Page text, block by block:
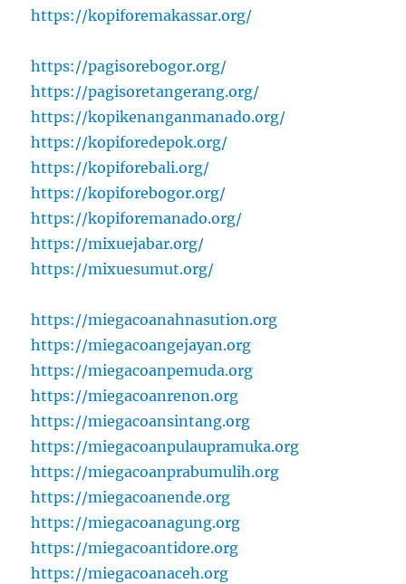
https://kopiforemakassar.org/
https://pagisorebogor.org/
https://pagisoretangerang.org/
https://kopikenanganmanado.org/
https://kopiforedepok.org/
https://kopiforebali.org/
https://kopiforebogor.org/
https://kopiforemanado.org/
https://mixuejabar.org/
https://mixuesumut.org/
https://miegacoanahnasution.org
https://miegacoangejayan.org
https://miegacoanpemuda.org
https://miegacoanrenon.org
https://miegacoansintang.org
https://miegacoanpulaupramuka.org
https://miegacoanprabumulih.org
https://miegacoanende.org
https://miegacoanagung.org
https://miegacoantidore.org
https://miegacoanaceh.org